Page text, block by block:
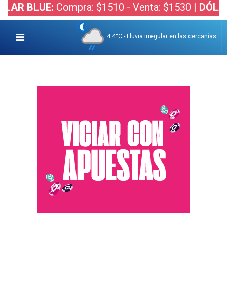
Compra: $1510 - Venta: $1530 |DÓLAR
4.4°C - Lluvia irregular en las cercanías